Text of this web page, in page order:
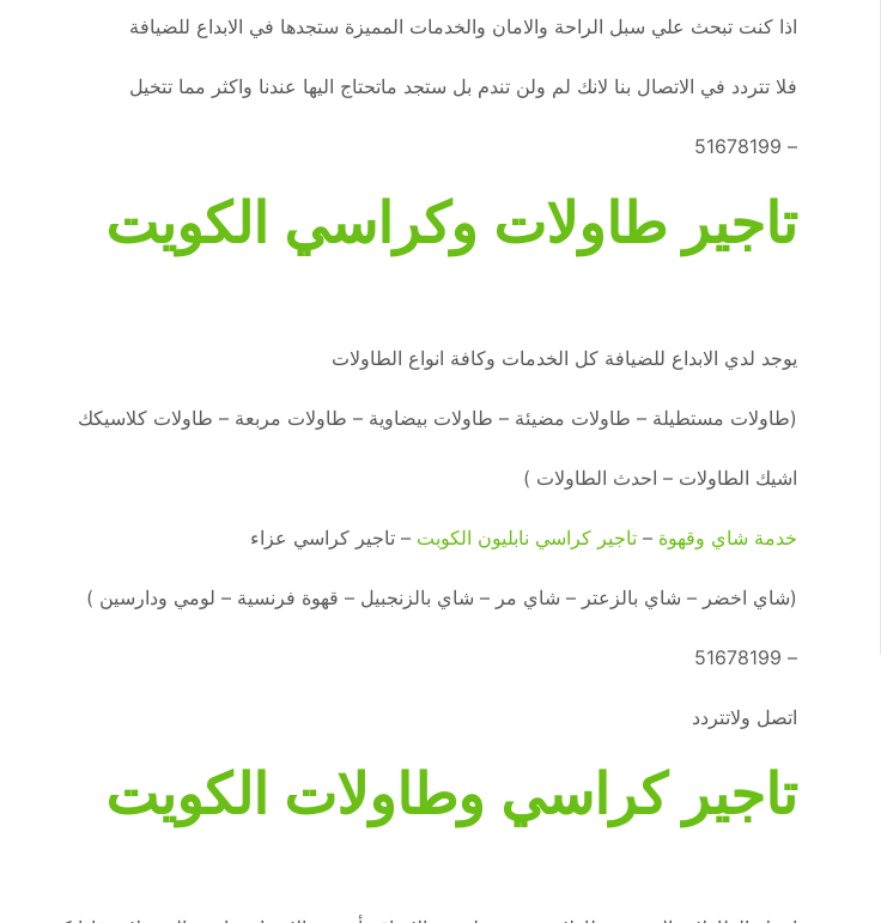
اذا كنت تبحث علي سبل الراحة والامان والخدمات المميزة ستجدها في الابداع للضيافة
فلا تتردد في الاتصال بنا لانك لم ولن تندم بل ستجد ماتحتاج اليها عندنا واكثر مما تتخيل
– 51678199
تاجير طاولات وكراسي الكويت
يوجد لدي الابداع للضيافة كل الخدمات وكافة انواع الطاولات
(طاولات مستطيلة – طاولات مضيئة – طاولات بيضاوية – طاولات مربعة – طاولات كلاسيكك
اشيك الطاولات – احدث الطاولات )
خدمة شاي وقهوة – تاجير كراسي نابليون الكوبت – تاجير كراسي عزاء
(شاي اخضر – شاي بالزعتر – شاي مر – شاي بالزنجبيل – قهوة فرنسية – لومي ودارسين )
– 51678199
اتصل ولاتتردد
تاجير كراسي وطاولات الكويت